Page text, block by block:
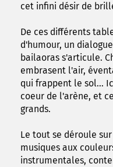
cet infini désir de
De ces différents
d'humour, un
bailaoras s'articule.
embrasent l'air,
qui frappent le sol...
coeur de l'arène, et
grands.
Le tout se déroule
musiques aux
instrumentales,